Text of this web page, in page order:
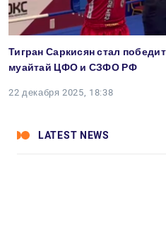
Тигран Саркисян стал
муайтай ЦФО и СЗФО РФ
22 декабря 2025, 18:38
LATEST NEWS